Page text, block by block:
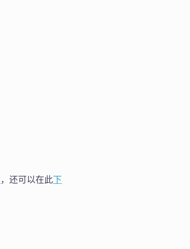
，还可以在此下